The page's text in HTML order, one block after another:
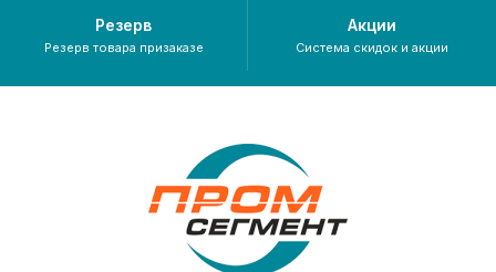
Резерв
Резерв товара призаказе
Акции
Система скидок и акции